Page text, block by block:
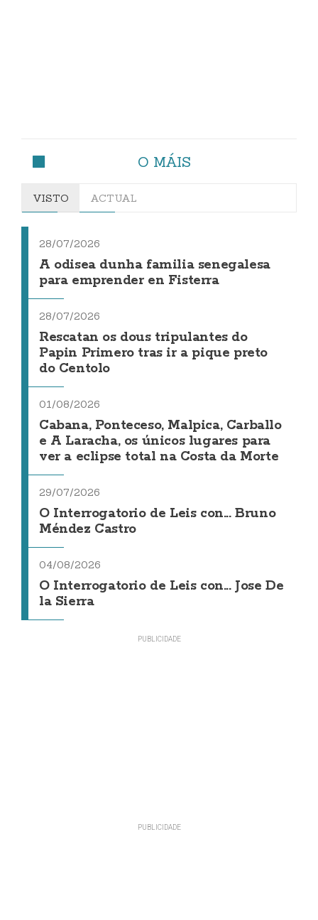
O MÁIS
VISTO ACTUAL
28/07/2026
A odisea dunha familia senegalesa
para emprender en Fisterra
28/07/2026
Rescatan os dous tripulantes do
Papin Primero tras ir a pique preto
do Centolo
01/08/2026
Cabana, Ponteceso, Malpica, Carballo
e A Laracha, os únicos lugares para
ver a eclipse total na Costa da Morte
29/07/2026
O Interrogatorio de Leis con... Bruno
Méndez Castro
04/08/2026
O Interrogatorio de Leis con... Jose De
la Sierra